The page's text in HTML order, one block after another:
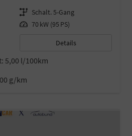
Getriebe Schalt. 5-Gang
Leistung 70 kW (95 PS)
Details
5,00 l/100km
g/km